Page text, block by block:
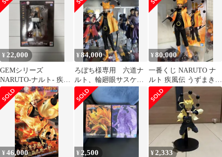
¥22,000
GEMシリーズ
NARUTO-ナルト- 疾風
伝 うずまきナルト 六道
仙人 再販
¥84,000
ろぼち様専用 六道ナ
ルト、輪廻眼サスケセ
ット
¥80,000
一番くじ NARUTO ナ
ルト 疾風伝 うずまきナ
ルト フィギュア
¥46,000 ¥ 2,500 ¥2,333